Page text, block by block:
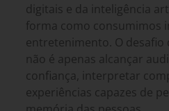
digitais e da inteligência
forma como consumimos
entretenimento. O desafio
não é apenas alcançar
confiança, interpretar
experiências capazes de